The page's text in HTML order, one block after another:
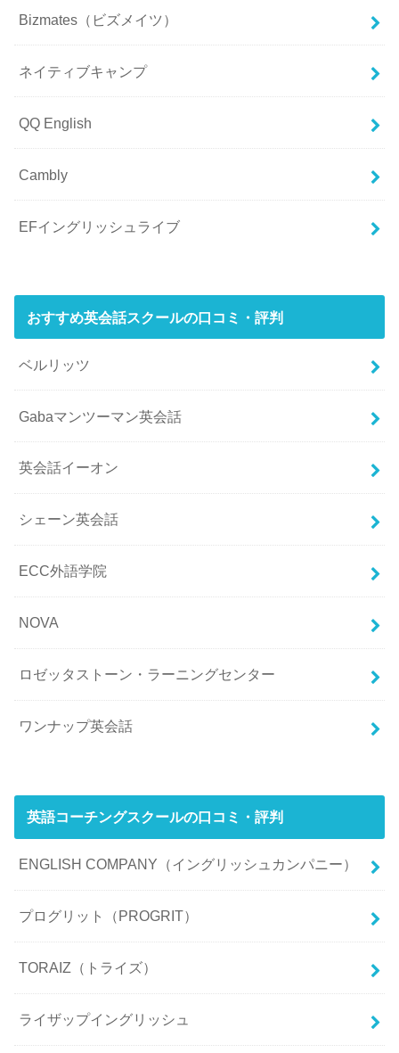
Bizmates（ビズメイツ）
ネイティブキャンプ
QQ English
Cambly
EFイングリッシュライブ
おすすめ英会話スクールの口コミ・評判
ベルリッツ
Gabaマンツーマン英会話
英会話イーオン
シェーン英会話
ECC外語学院
NOVA
ロゼッタストーン・ラーニングセンター
ワンナップ英会話
英語コーチングスクールの口コミ・評判
ENGLISH COMPANY（イングリッシュカンパニー）
プログリット（PROGRIT）
TORAIZ（トライズ）
ライザップイングリッシュ